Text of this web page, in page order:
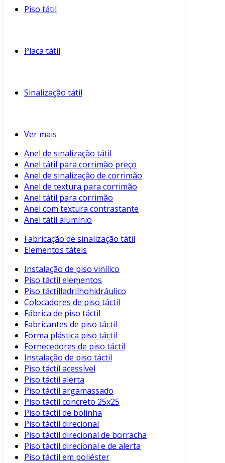
Piso tátil
Placa tátil
Sinalização tátil
Ver mais
Anel de sinalização tátil
Anel tátil para corrimão preço
Anel de sinalização de corrimão
Anel de textura para corrimão
Anel tátil para corrimão
Anel com textura contrastante
Anel tátil alumínio
Fabricação de sinalização tátil
Elementos táteis
Instalação de piso vinílico
Piso táctil elementos
Piso táctilladrilhohidráulico
Colocadores de piso táctil
Fábrica de piso táctil
Fabricantes de piso táctil
Forma plástica piso táctil
Fornecedores de piso táctil
Instalação de piso táctil
Piso táctil acessível
Piso táctil alerta
Piso táctil argamassado
Piso táctil concreto 25x25
Piso táctil de bolinha
Piso táctil direcional
Piso táctil direcional de borracha
Piso táctil direcional e de alerta
Piso táctil em poliéster